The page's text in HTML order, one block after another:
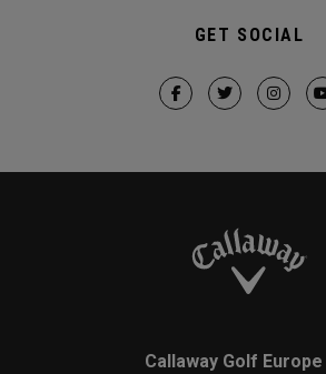
GET SOCIAL
Callaway Golf Europe